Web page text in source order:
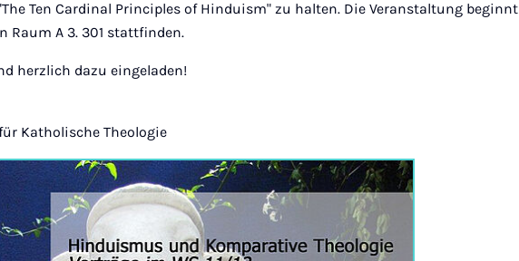
Ten Cardinal Principles of Hinduism" zu halten. Die Veranstaltung beginnt
Raum A 3. 301 stattfinden.
herzlich dazu eingeladen!
Katholische Theologie